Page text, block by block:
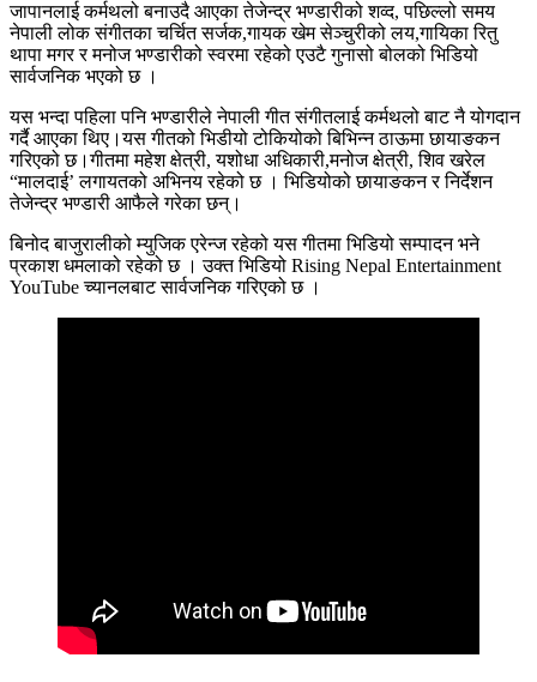
जापानलाई कर्मथलो बनाउदै आएका तेजेन्द्र भण्डारीको शव्द, पछिल्लो समय
नेपाली लोक संगीतका चर्चित सर्जक,गायक खेम सेञ्चुरीको लय,गायिका रितु
थापा मगर र मनोज भण्डारीको स्वरमा रहेको एउटै गुनासो बोलको भिडियो
सार्वजनिक भएको छ ।
यस भन्दा पहिला पनि भण्डारीले नेपाली गीत संगीतलाई कर्मथलो बाट नै योगदान
गर्दै आएका थिए।यस गीतको भिडीयो टोकियोको बिभिन्न ठाऊमा छायाङकन
गरिएको छ।गीतमा महेश क्षेत्री, यशोधा अधिकारी,मनोज क्षेत्री, शिव खरेल
“मालदाई’ लगायतको अभिनय रहेको छ । भिडियोको छायाङकन र निर्देशन
तेजेन्द्र भण्डारी आफैले गरेका छन्।
बिनोद बाजुरालीको म्युजिक एरेन्ज रहेको यस गीतमा भिडियो सम्पादन भने
प्रकाश धमलाको रहेको छ । उक्त भिडियो Rising Nepal Entertainment
YouTube च्यानलबाट सार्वजनिक गरिएको छ ।